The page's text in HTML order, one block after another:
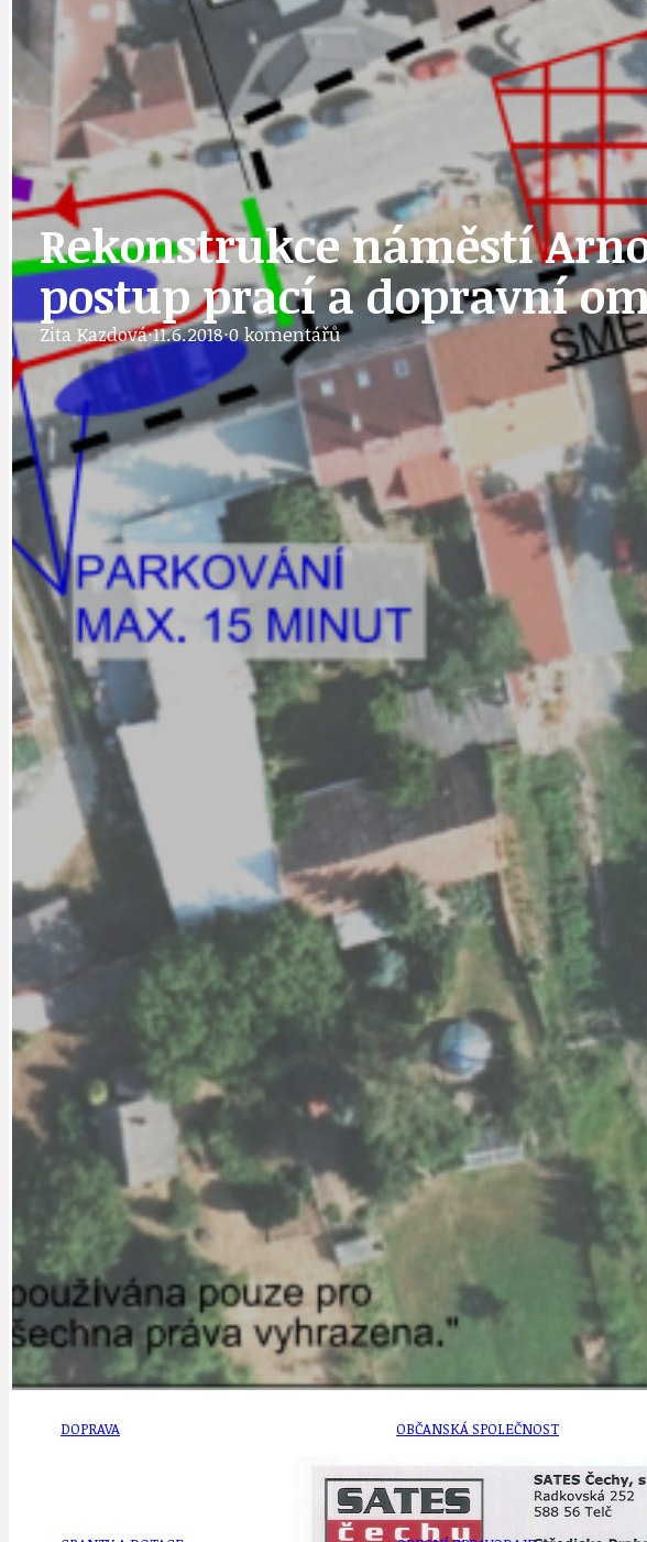
GRANTY A DOTACE
HODKOVSKÁ ULICE
IDEAL LUX
OBECNÍ ZPRAVODAJE
OBRAZEM, ZVUKEM
OSOBNOST
PRAHA UDRŽITELNÁ
OBČANSKÁ SPOLEČNOST
DEZINFORMACE
CYKLOVÝLETY
POZVÁNKY
DALŠÍ
AKTUALITY
BÁSNĚ. FEJETONY. SATIRA
CYKLOVÝLETY
DEZINFORMACE
DOBRÉ ZPRÁVY
DOPORUČUJEME
DOPRAVA
JEDNOU VĚTOU
KLÁNOVICKÁ SPOJKA
KRUHOVÝ OBJEZD V KOLODĚJÍCH
KULTURNÍ MOZAIKA
NÁDRAŽÍ PRAHA - KLÁNOVICE A
NÁZOR
NEZAŘAZENÉ
OBČANSKÁ SPOLEČNOST
Rekonstrukce náměstí
postup prací a dopravní
Zita Kazdová·11.6.2018·0 komentářů